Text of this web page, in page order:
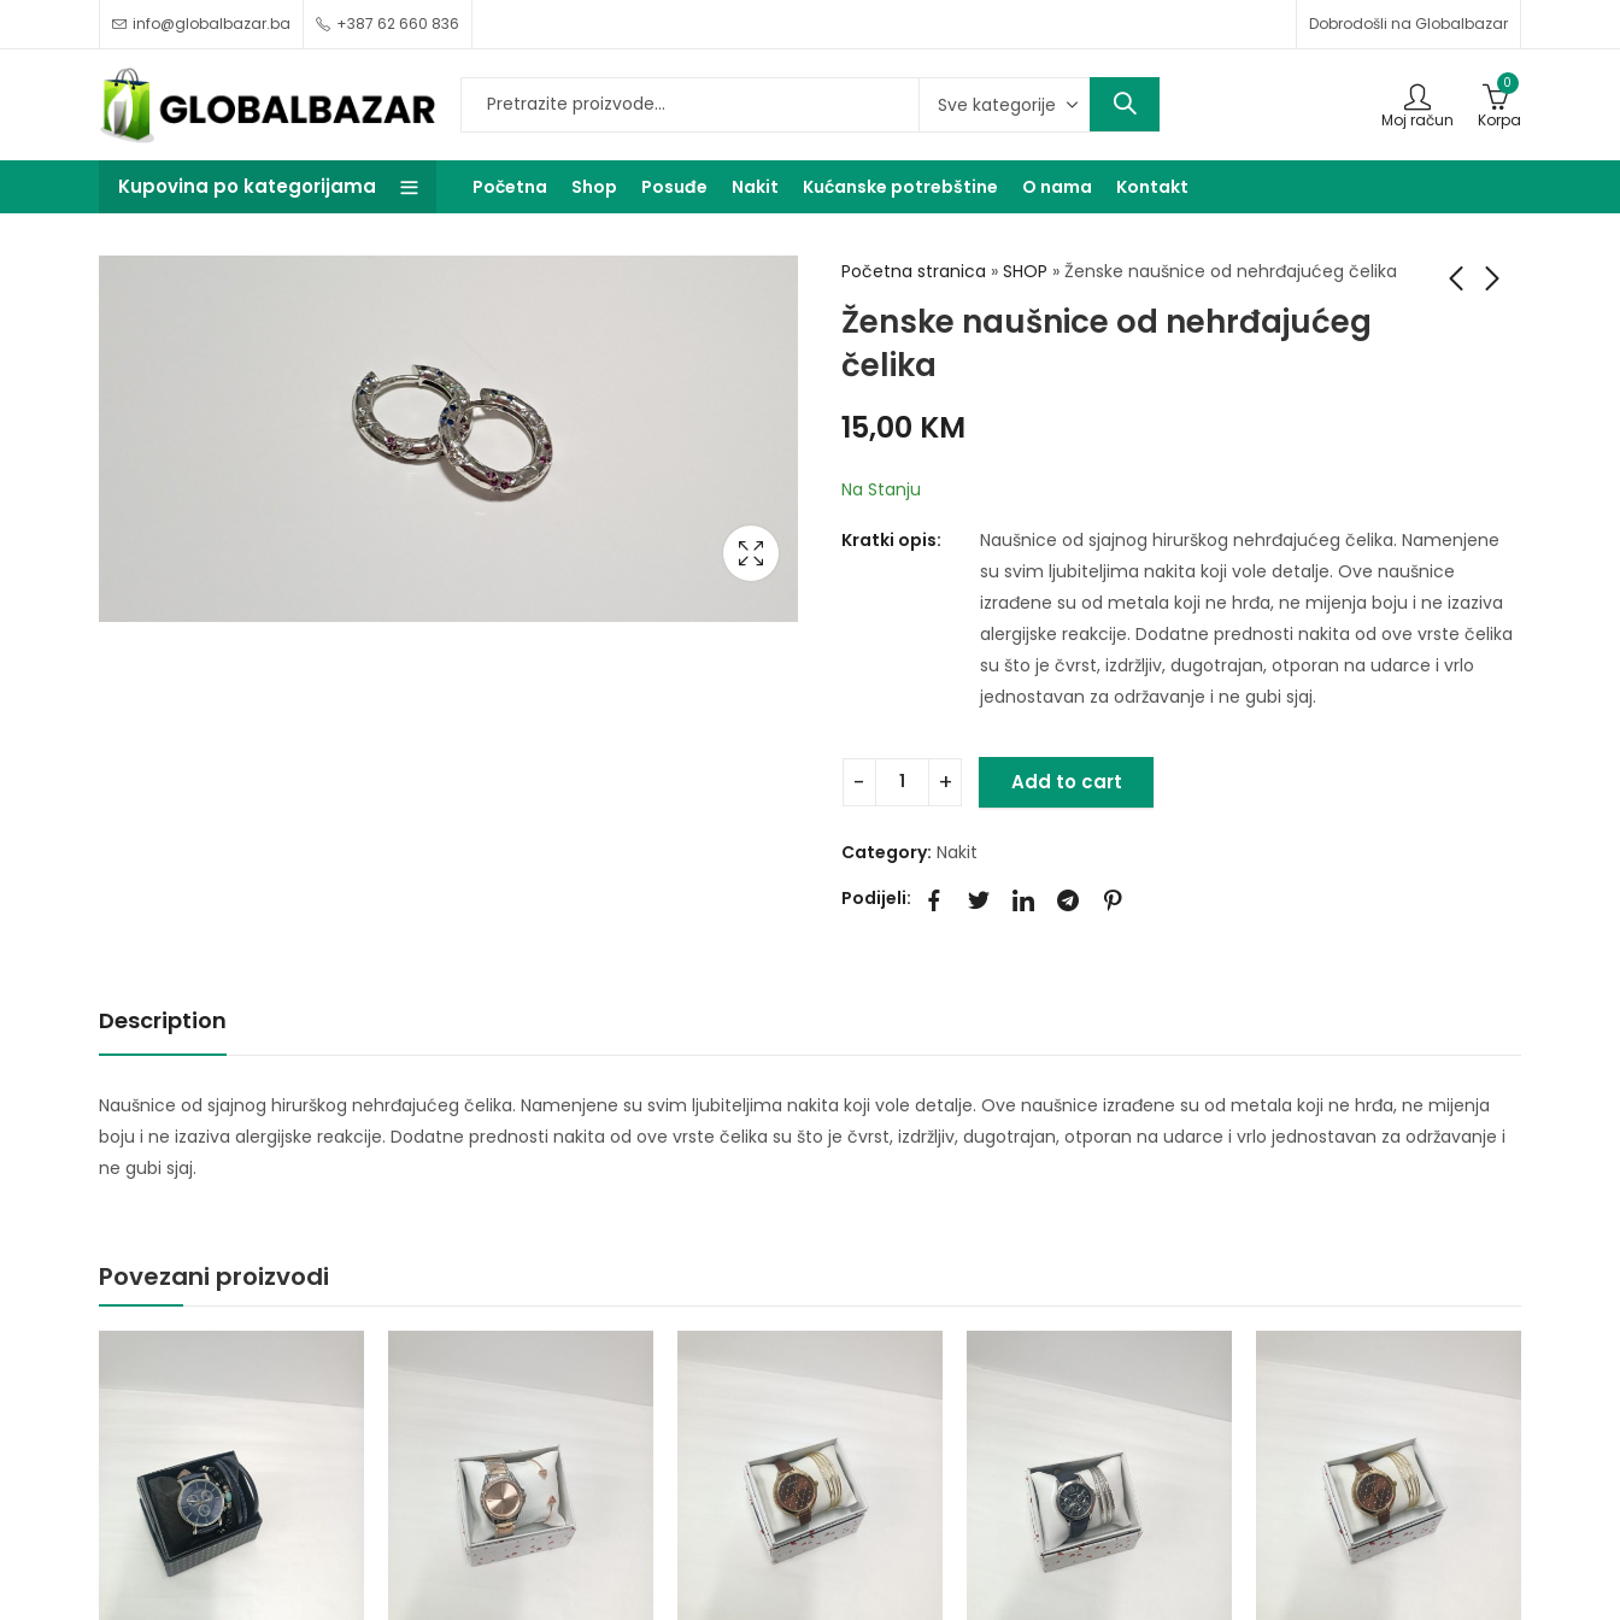
info@globalbazar.ba +387 62 660 836 Dobrodošli na Globalbazar
Moj račun
0
Korpa
Kupovina po kategorijama Početna Shop Posuđe Nakit Kućanske potrebštine O nama Kontakt
Početna stranica » SHOP » Ženske naušnice od nehrđajućeg čelika
Ženske naušnice od nehrđajućeg
čelika
15,00 KM
Na Stanju
Kratki opis:
Naušnice od sjajnog hirurškog nehrđajućeg čelika. Namenjene
su svim ljubiteljima nakita koji vole detalje. Ove naušnice
izrađene su od metala koji ne hrđa, ne mijenja boju i ne izaziva
alergijske reakcije. Dodatne prednosti nakita od ove vrste čelika
su što je čvrst, izdržljiv, dugotrajan, otporan na udarce i vrlo
jednostavan za održavanje i ne gubi sjaj.
Add to cart
Category: Nakit
Podijeli:
Description
Naušnice od sjajnog hirurškog nehrđajućeg čelika. Namenjene su svim ljubiteljima nakita koji vole detalje. Ove naušnice izrađene su od metala koji ne hrđa, ne mijenja
boju i ne izaziva alergijske reakcije. Dodatne prednosti nakita od ove vrste čelika su što je čvrst, izdržljiv, dugotrajan, otporan na udarce i vrlo jednostavan za održavanje i
ne gubi sjaj.
Povezani proizvodi